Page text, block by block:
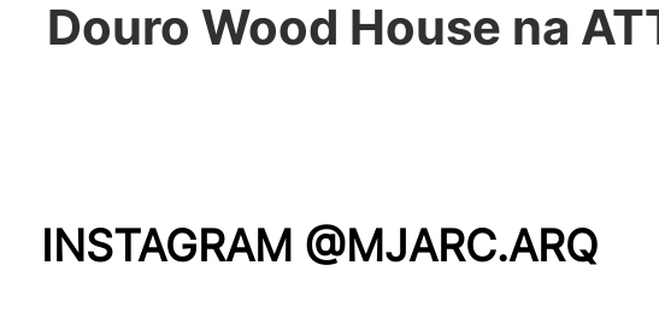
Douro Wood House na